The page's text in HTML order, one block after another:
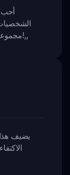
أحب
مجموعات مختلفة من الشخصيات ممتعة للغاية!,,
يضيف هذا